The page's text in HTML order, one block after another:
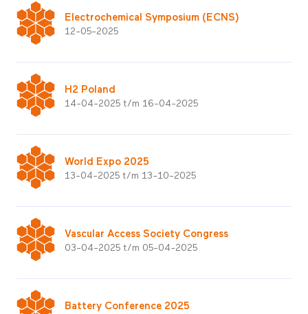
Electrochemical Symposium (ECNS)
12-05-2025
H2 Poland
14-04-2025 t/m 16-04-2025
World Expo 2025
13-04-2025 t/m 13-10-2025
Vascular Access Society Congress
03-04-2025 t/m 05-04-2025
Battery Conference 2025